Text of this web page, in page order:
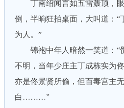
丁南绍闻言如五雷轰顶，眼
倒，半晌狂拍桌面，大叫道：“
为人。”
锦袍中年人暗然一笑道：“
不明，当年少庄主丁成栋实为
亦是佟景贤所偷，但百毒宫主
白………”